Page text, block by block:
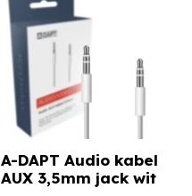
A-DAPT Audio kabel
AUX 3,5mm jack wit